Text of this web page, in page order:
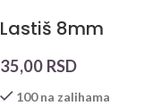
Lastiš 8mm
35,00 RSD
100 na zalihama